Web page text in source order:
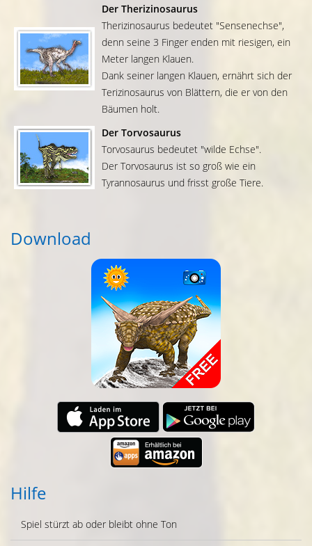
Der Therizinosaurus
Therizinosaurus bedeutet "Sensenechse",
denn seine 3 Finger enden mit riesigen, ein
Meter langen Klauen.
Dank seiner langen Klauen, ernährt sich der
Terizinosaurus von Blättern, die er von den
Bäumen holt.
Der Torvosaurus
Torvosaurus bedeutet "wilde Echse".
Der Torvosaurus ist so groß wie ein
Tyrannosaurus und frisst große Tiere.
Download
Hilfe
Spiel stürzt ab oder bleibt ohne Ton